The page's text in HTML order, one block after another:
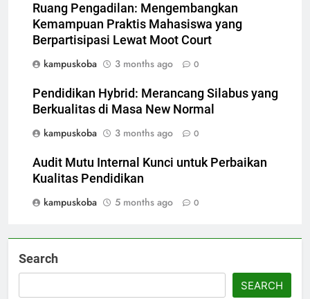
Ruang Pengadilan: Mengembangkan
Kemampuan Praktis Mahasiswa yang
Berpartisipasi Lewat Moot Court
kampuskoba
3 months ago 0
Pendidikan Hybrid: Merancang Silabus yang
Berkualitas di Masa New Normal
kampuskoba
3 months ago 0
Audit Mutu Internal Kunci untuk Perbaikan
Kualitas Pendidikan
kampuskoba
5 months ago 0
Search
SEARCH